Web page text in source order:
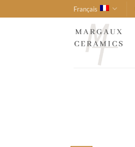
au
Français